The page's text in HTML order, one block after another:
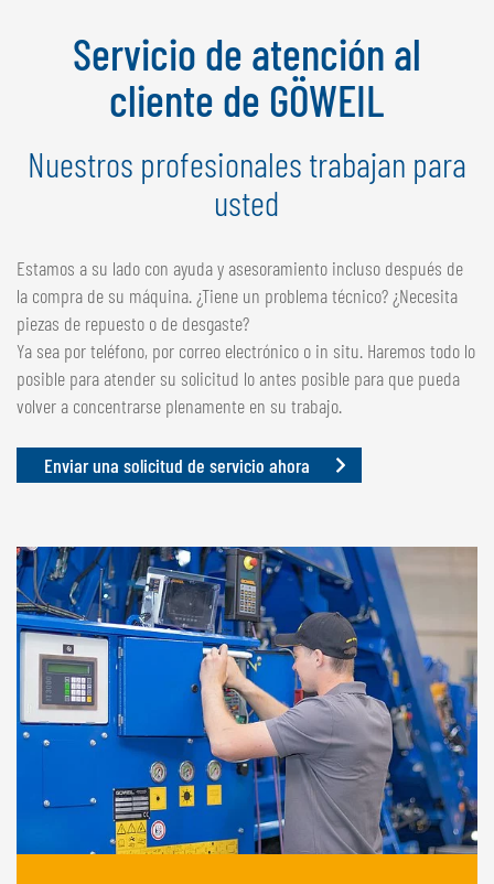
FRANÇAIS
GÖWEIL Schweiz
Servicio de atención al
cliente de GÖWEIL
Nuestros profesionales trabajan para
usted
Estamos a su lado con ayuda y asesoramiento incluso después de
la compra de su máquina. ¿Tiene un problema técnico? ¿Necesita
piezas de repuesto o de desgaste?
Ya sea por teléfono, por correo electrónico o in situ. Haremos todo lo
posible para atender su solicitud lo antes posible para que pueda
volver a concentrarse plenamente en su trabajo.
Enviar una solicitud de servicio ahora